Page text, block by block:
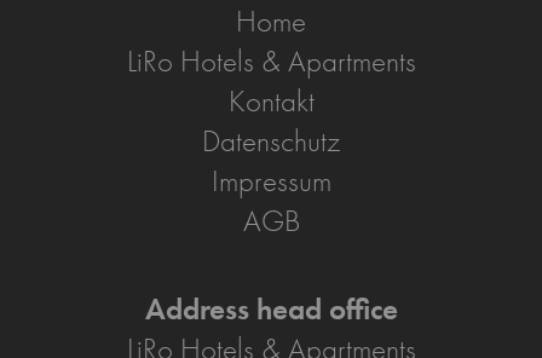
Home
LiRo Hotels & Apartments
Kontakt
Datenschutz
Impressum
AGB
Address head office
LiRo Hotels & Apartments